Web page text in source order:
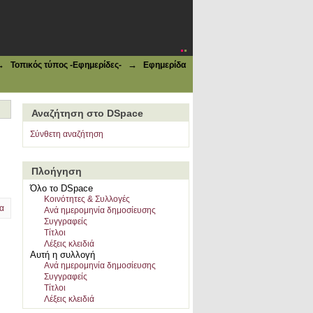
Τοπικός τύπος -Εφημερίδες- →
Εφημερίδα
Αναζήτηση στο DSpace
Σύνθετη αναζήτηση
Πλοήγηση
Όλο το DSpace
Κοινότητες & Συλλογές
Ανά ημερομηνία δημοσίευσης
Συγγραφείς
Τίτλοι
Λέξεις κλειδιά
Αυτή η συλλογή
Ανά ημερομηνία δημοσίευσης
Συγγραφείς
Τίτλοι
Λέξεις κλειδιά